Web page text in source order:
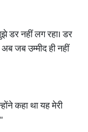
डर नहीं लग रहा। डर
जब उम्मीद ही नहीं
कहा था यह मेरी